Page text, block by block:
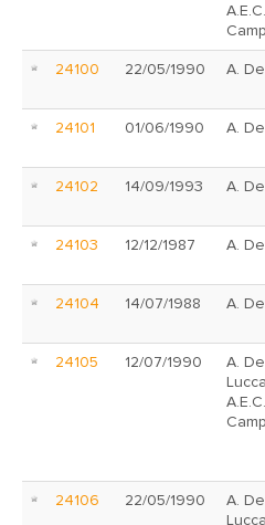
A.E.C.
24100 22/05/1990 A.
24101 01/06/1990 A.
24102 14/09/1993 A.
24103 12/12/1987 A.
24104 14/07/1988 A.
24105 12/07/1990
A. De
A.E.C.
24106 22/05/1990
A. De